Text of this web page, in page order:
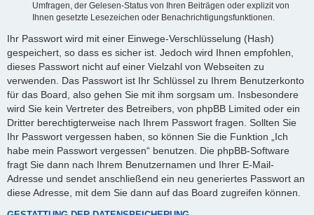
Umfragen, der Gelesen-Status von Ihren Beiträgen oder explizit von
Ihnen gesetzte Lesezeichen oder Benachrichtigungsfunktionen.
Ihr Passwort wird mit einer Einwege-Verschlüsselung (Hash)
gespeichert, so dass es sicher ist. Jedoch wird Ihnen empfohlen,
dieses Passwort nicht auf einer Vielzahl von Webseiten zu
verwenden. Das Passwort ist Ihr Schlüssel zu Ihrem Benutzerkonto
für das Board, also gehen Sie mit ihm sorgsam um. Insbesondere
wird Sie kein Vertreter des Betreibers, von phpBB Limited oder ein
Dritter berechtigterweise nach Ihrem Passwort fragen. Sollten Sie
Ihr Passwort vergessen haben, so können Sie die Funktion „Ich
habe mein Passwort vergessen“ benutzen. Die phpBB-Software
fragt Sie dann nach Ihrem Benutzernamen und Ihrer E-Mail-
Adresse und sendet anschließend ein neu generiertes Passwort an
diese Adresse, mit dem Sie dann auf das Board zugreifen können.